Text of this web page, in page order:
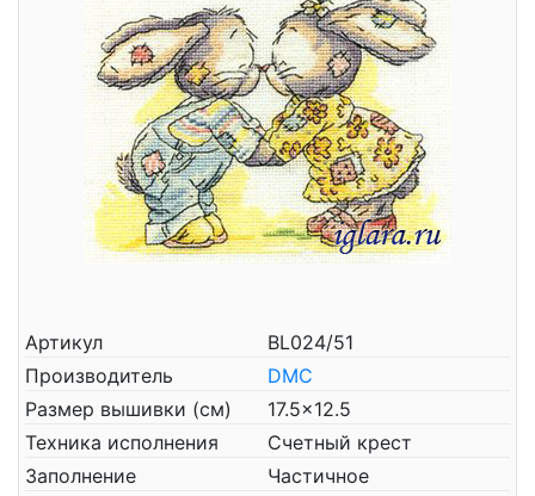
Артикул
BL024/51
Производитель
DMC
Размер вышивки (см)
17.5x12.5
Техника исполнения
Счетный крест
Заполнение
Частичное